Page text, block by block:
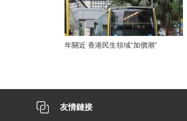
年關近 香港民生領域“加價潮”
友情鏈接